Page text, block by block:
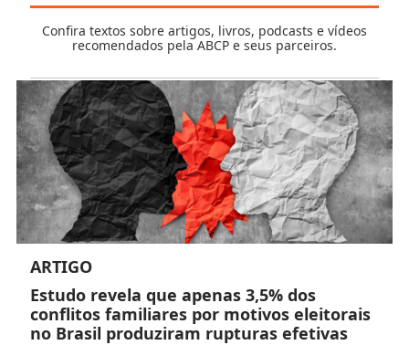
Confira textos sobre artigos, livros, podcasts e vídeos
recomendados pela ABCP e seus parceiros.
ARTIGO
Estudo revela que apenas 3,5% dos
conflitos familiares por motivos eleitorais
no Brasil produziram rupturas efetivas